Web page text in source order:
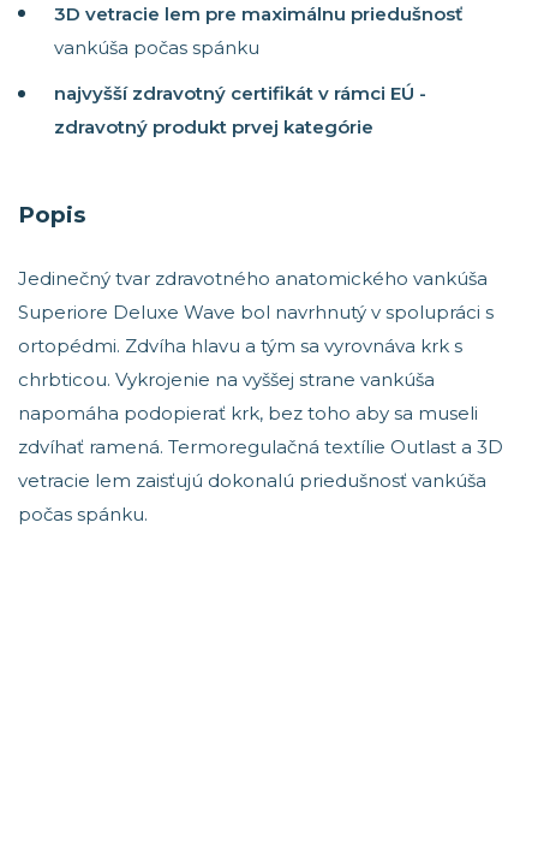
3D vetracie lem pre maximálnu priedušnosť
vankúša počas spánku
najvyšší zdravotný certifikát v rámci EÚ -
zdravotný produkt prvej kategórie
Popis
Jedinečný tvar zdravotného anatomického vankúša
Superiore Deluxe Wave bol navrhnutý v spolupráci s
ortopédmi. Zdvíha hlavu a tým sa vyrovnáva krk s
chrbticou. Vykrojenie na vyššej strane vankúša
napomáha podopierať krk, bez toho aby sa museli
zdvíhať ramená. Termoregulačná textílie Outlast a 3D
vetracie lem zaisťujú dokonalú priedušnosť vankúša
počas spánku.